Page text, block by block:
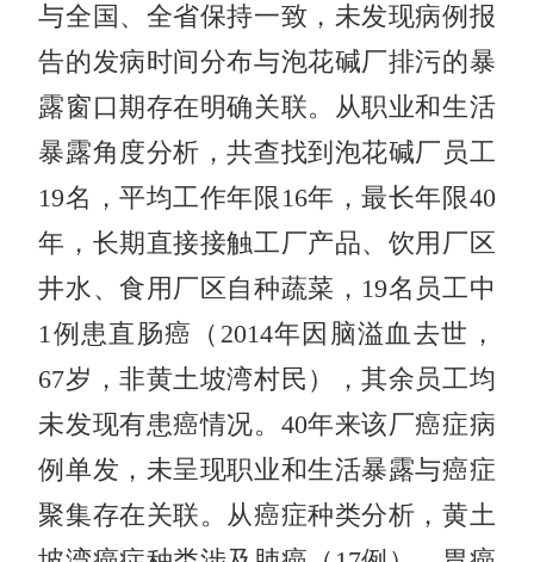
与全国、全省保持一致，未发现病例报
告的发病时间分布与泡花碱厂排污的暴
露窗口期存在明确关联。从职业和生活
暴露角度分析，共查找到泡花碱厂员工
19名，平均工作年限16年，最长年限40
年，长期直接接触工厂产品、饮用厂区
井水、食用厂区自种蔬菜，19名员工中
1例患直肠癌（2014年因脑溢血去世，
67岁，非黄土坡湾村民），其余员工均
未发现有患癌情况。40年来该厂癌症病
例单发，未呈现职业和生活暴露与癌症
聚集存在关联。从癌症种类分析，黄土